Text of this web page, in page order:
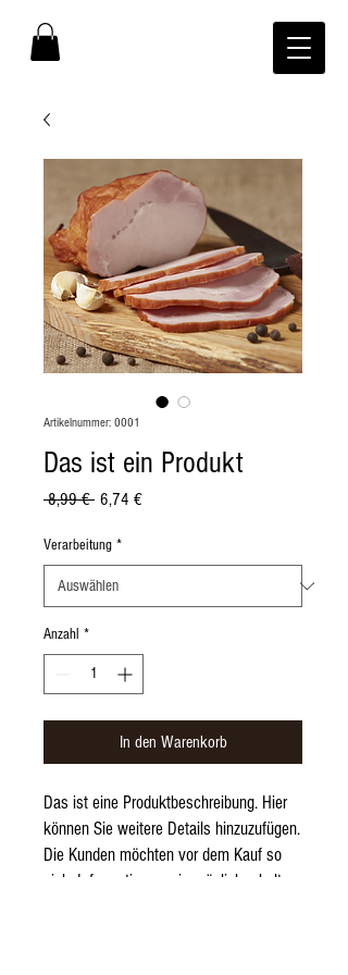
Artikelnummer: 0001
Das ist ein Produkt
8,99 € Standardpreis
6,74 €Sale-
Verarbeitung *
Anzahl *
In den Warenkorb
Das ist eine Produktbeschreibung. Hier
können Sie weitere Details hinzuzufügen.
Die Kunden möchten vor dem Kauf so
viele Informationen wie möglich erhalten.